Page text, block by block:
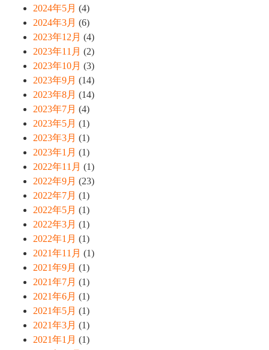
2024年5月 (4)
2024年3月 (6)
2023年12月 (4)
2023年11月 (2)
2023年10月 (3)
2023年9月 (14)
2023年8月 (14)
2023年7月 (4)
2023年5月 (1)
2023年3月 (1)
2023年1月 (1)
2022年11月 (1)
2022年9月 (23)
2022年7月 (1)
2022年5月 (1)
2022年3月 (1)
2022年1月 (1)
2021年11月 (1)
2021年9月 (1)
2021年7月 (1)
2021年6月 (1)
2021年5月 (1)
2021年3月 (1)
2021年1月 (1)